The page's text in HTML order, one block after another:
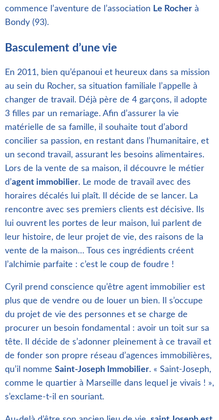
commence l’aventure de l’association Le Rocher à
Bondy (93).
Basculement d’une vie
En 2011, bien qu’épanoui et heureux dans sa mission
au sein du Rocher, sa situation familiale l’appelle à
changer de travail. Déjà père de 4 garçons, il adopte
3 filles par un remariage. Afin d’assurer la vie
matérielle de sa famille, il souhaite tout d’abord
concilier sa passion, en restant dans l’humanitaire, et
un second travail, assurant les besoins alimentaires.
Lors de la vente de sa maison, il découvre le métier
d’agent immobilier. Le mode de travail avec des
horaires décalés lui plaît. Il décide de se lancer. La
rencontre avec ses premiers clients est décisive. Ils
lui ouvrent les portes de leur maison, lui parlent de
leur histoire, de leur projet de vie, des raisons de la
vente de la maison… Tous ces ingrédients créent
l’alchimie parfaite : c’est le coup de foudre !
Cyril prend conscience qu’être agent immobilier est
plus que de vendre ou de louer un bien. Il s’occupe
du projet de vie des personnes et se charge de
procurer un besoin fondamental : avoir un toit sur sa
tête. Il décide de s’adonner pleinement à ce travail et
de fonder son propre réseau d’agences immobilières,
qu’il nomme Saint-Joseph Immobilier. « Saint-Joseph,
comme le quartier à Marseille dans lequel je vivais ! »,
s’exclame-t-il en souriant.